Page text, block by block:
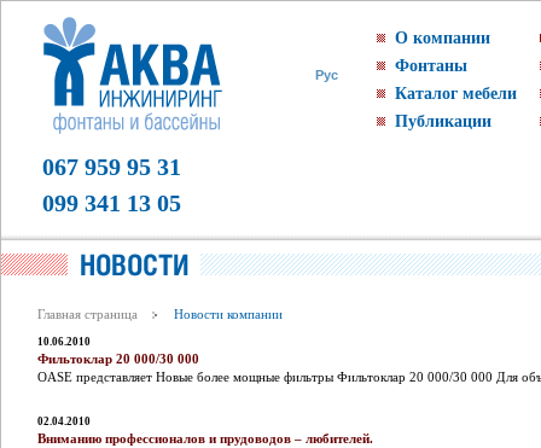
Рус
О компании
Фонтаны
Каталог мебели
Публикации
067 959 95 31
099 341 13 05
Главная страница Новости компании
10.06.2010
Фильтоклар 20 000/30 000
OASE представляет Новые более мощные фильтры Фильтоклар 20 000/30 000 Для
02.04.2010
Вниманию профессионалов и прудоводов – любителей.